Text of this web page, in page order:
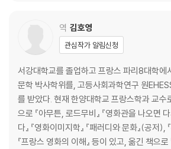
역 김호영
관심작가 알림신청
서강대학교를 졸업하고 프랑스 파리8대학에
문학 박사학위를, 고등사회과학연구 원
를 받았다. 현재 한양대학교 프랑스학과 교수
으로 『아무튼, 로드무비』 『영화관을 나오면
다』 『영화이미지학』 『패러디와 문화』(공저),
『프랑스 영화의 이해』 등이 있고, 옮긴 책으로